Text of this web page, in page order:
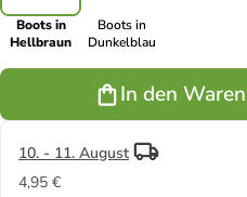
Boots in
Hellbraun
Boots in
Dunkelblau
In den
10. - 11. August
4,95 €